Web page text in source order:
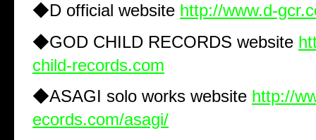
◆D official website http://www.d-
◆GOD CHILD RECORDS website
child-records.com
◆ASAGI solo works website http://
ecords.com/asagi/